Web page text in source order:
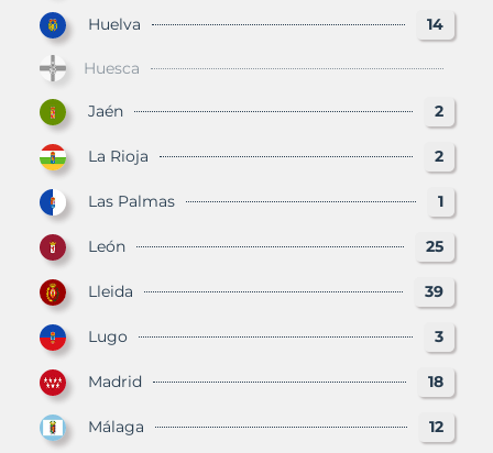
Huelva 14
Huesca
Jaén 2
La Rioja 2
Las Palmas 1
León 25
Lleida 39
Lugo 3
Madrid 18
Málaga 12